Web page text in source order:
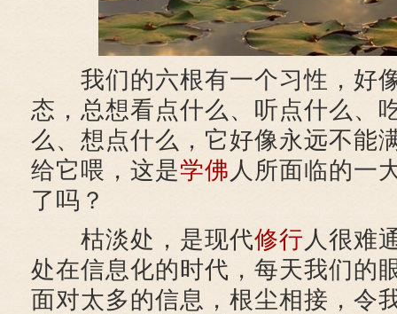
我们的六根有一个习性，好
态，总想看点什么、听点什么、
么、想点什么，它好像永远不能
给它喂，这是学佛 人所面临的一
了吗？
枯淡处，是现代修行人很难
处在信息化的时代，每天我们的
面对太多的信息，根尘相接，令